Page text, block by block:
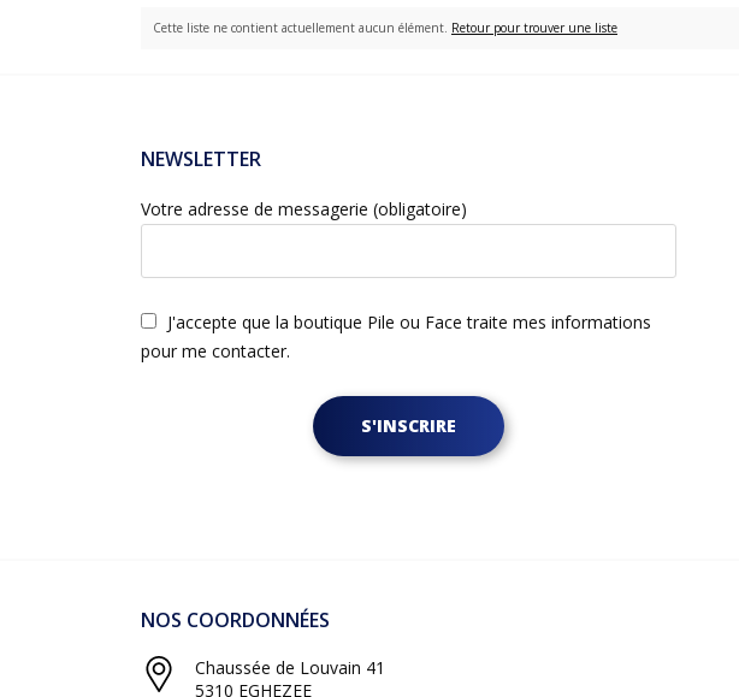
Cette liste ne contient actuellement aucun élément. Retour pour trouver une liste
NEWSLETTER
Votre adresse de messagerie (obligatoire)
J'accepte que la boutique Pile ou Face traite mes informations
pour me contacter.
S'INSCRIRE
NOS COORDONNÉES
Chaussée de Louvain 41
5310 EGHEZEE